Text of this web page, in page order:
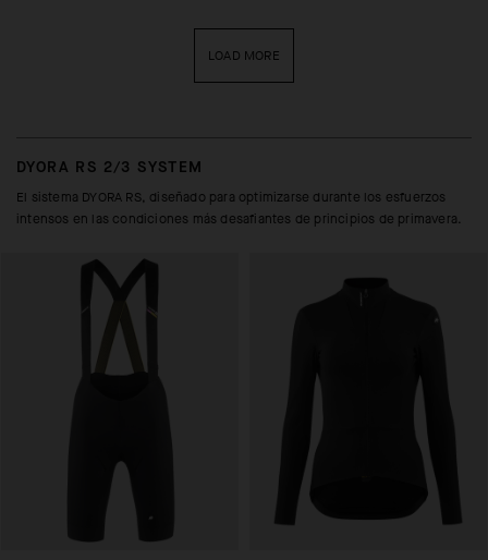
LOAD MORE
DYORA RS 2/3 SYSTEM
El sistema DYORA RS, diseñado para optimizarse durante los esfuerzos
intensos en las condiciones más desafiantes de principios de primavera.